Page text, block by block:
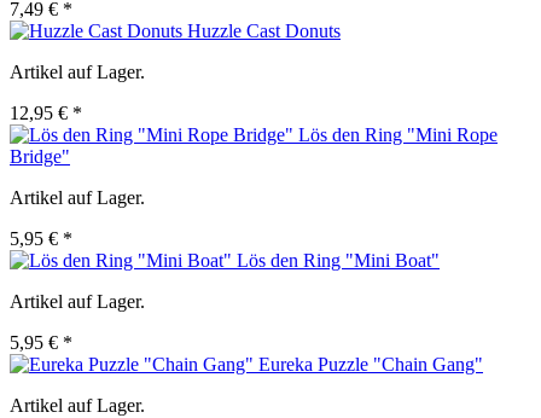
7,49 € *
Huzzle Cast Donuts
Artikel auf Lager.
12,95 € *
Lös den Ring "Mini Rope
Bridge"
Artikel auf Lager.
5,95 € *
Lös den Ring "Mini Boat"
Artikel auf Lager.
5,95 € *
Eureka Puzzle "Chain Gang"
Artikel auf Lager.